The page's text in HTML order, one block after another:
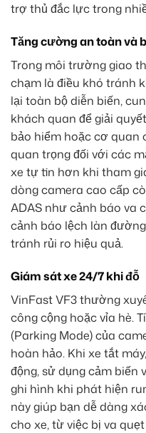
trợ thủ đắc lực trong
Tăng cường an toàn và
Trong môi trường giao
chạm là điều khó tránh
lại toàn bộ diễn biến,
khách quan để giải
bảo hiểm hoặc cơ quan
quan trọng đối với các
xe tự tin hơn khi tham
dòng camera cao cấp
ADAS như cảnh báo va
cảnh báo lệch làn
tránh rủi ro hiệu quả.
Giám sát xe 24/7 khi đỗ
VinFast VF3 thường
công cộng hoặc vỉa hè.
(Parking Mode) của
hoàn hảo. Khi xe tắt
động, sử dụng cảm biến
ghi hình khi phát hiện
này giúp bạn dễ dàng
cho xe, từ việc bị va